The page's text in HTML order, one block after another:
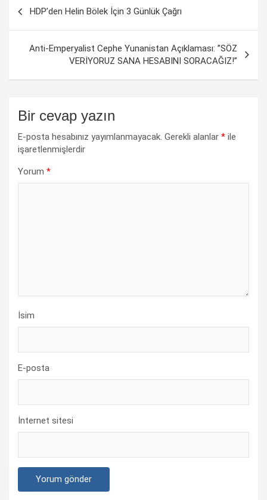
HDP’den Helin Bölek İçin 3 Günlük Çağrı
Anti-Emperyalist Cephe Yunanistan Açıklaması: ”SÖZ
VERİYORUZ SANA HESABINI SORACAĞIZ!”
Bir cevap yazın
E-posta hesabınız yayımlanmayacak. Gerekli alanlar * ile
işaretlenmişlerdir
Yorum *
İsim
E-posta
İnternet sitesi